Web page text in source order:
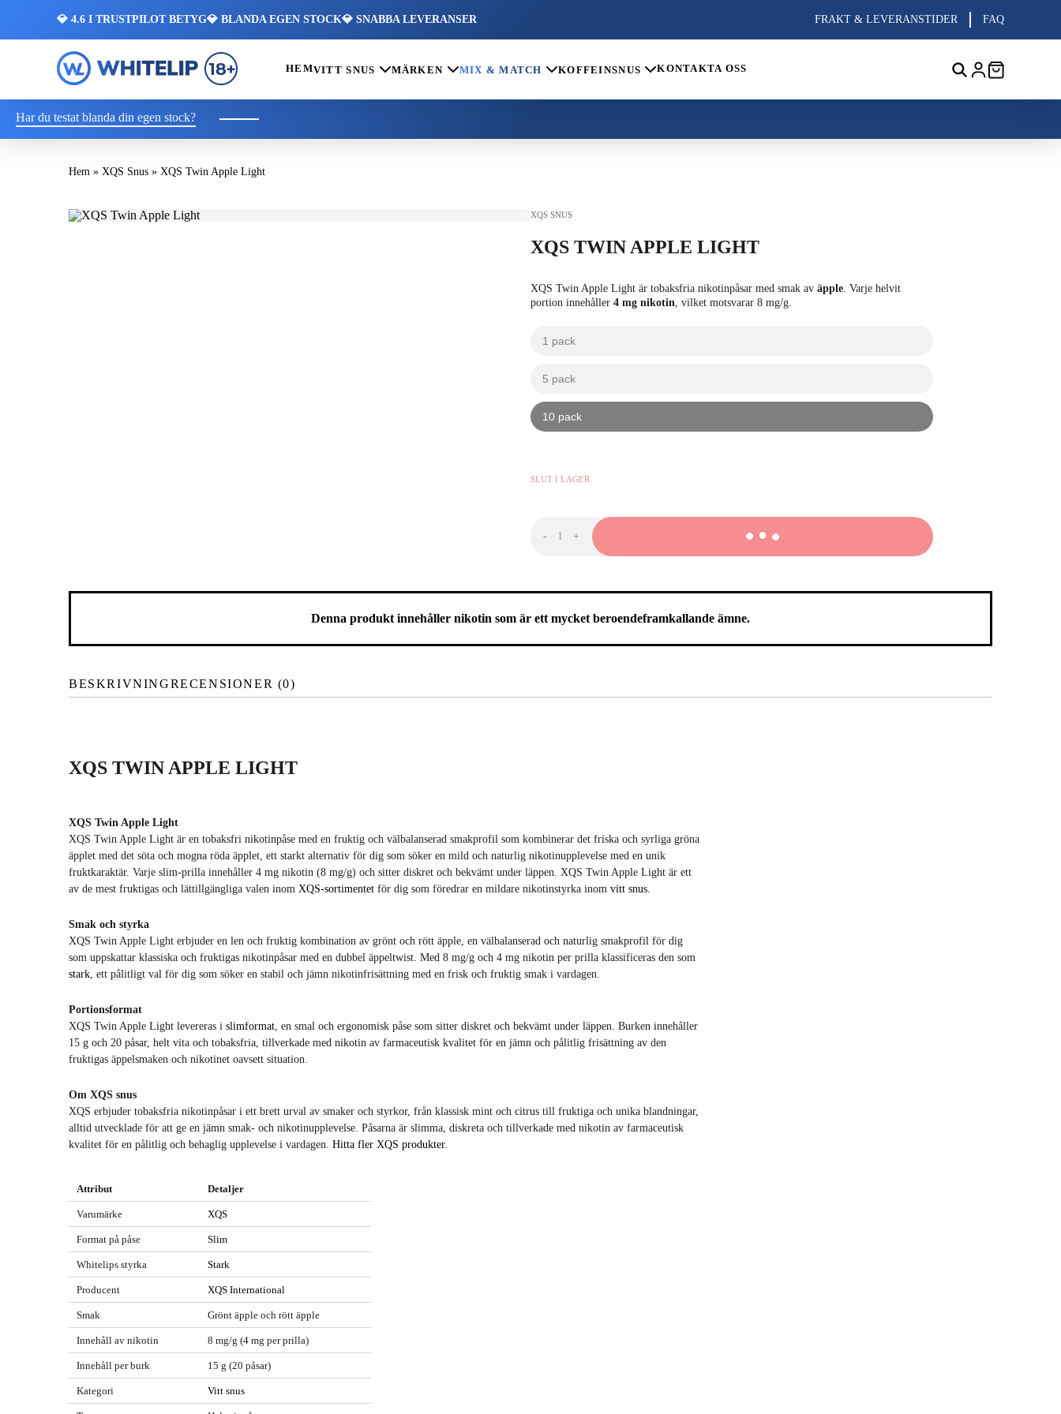
💎 4.6 I TRUSTPILOT BETYG💎 BLANDA EGEN STOCK💎 SNABBA LEVERANSER FRAKT & LEVERANSTIDER FAQ
HEMVITT SNUS MÄRKEN MIX & MATCH KOFFEINSNUS KONTAKTA OSS
Har du testat blanda din egen stock?
Hem » XQS Snus » XQS Twin Apple Light
XQS SNUS
XQS TWIN APPLE LIGHT
XQS Twin Apple Light är tobaksfria nikotinpåsar med smak av äpple. Varje helvit
portion innehåller 4 mg nikotin, vilket motsvarar 8 mg/g.
1 pack
5 pack
10 pack
-XQS
mängd
+
Denna produkt innehåller nikotin som är ett mycket beroendeframkallande ämne.
BESKRIVNINGRECENSIONER (0)
XQS TWIN APPLE LIGHT
XQS Twin Apple Light
XQS Twin Apple Light är en tobaksfri nikotinpåse med en fruktig och välbalanserad smakprofil som kombinerar det friska och syrliga gröna
äpplet med det söta och mogna röda äpplet, ett starkt alternativ för dig som söker en mild och naturlig nikotinupplevelse med en unik
fruktkaraktär. Varje slim-prilla innehåller 4 mg nikotin (8 mg/g) och sitter diskret och bekvämt under läppen. XQS Twin Apple Light är ett
av de mest fruktigas och lättillgängliga valen inom XQS-sortimentet för dig som föredrar en mildare nikotinstyrka inom vitt snus.
Smak och styrka
XQS Twin Apple Light erbjuder en len och fruktig kombination av grönt och rött äpple, en välbalanserad och naturlig smakprofil för dig
som uppskattar klassiska och fruktigas nikotinpåsar med en dubbel äppeltwist. Med 8 mg/g och 4 mg nikotin per prilla klassificeras den som
stark, ett pålitligt val för dig som söker en stabil och jämn nikotinfrisättning med en frisk och fruktig smak i vardagen.
Portionsformat
XQS Twin Apple Light levereras i slimformat, en smal och ergonomisk påse som sitter diskret och bekvämt under läppen. Burken innehåller
15 g och 20 påsar, helt vita och tobaksfria, tillverkade med nikotin av farmaceutisk kvalitet för en jämn och pålitlig frisättning av den
fruktigas äppelsmaken och nikotinet oavsett situation.
Om XQS snus
XQS erbjuder tobaksfria nikotinpåsar i ett brett urval av smaker och styrkor, från klassisk mint och citrus till fruktiga och unika blandningar,
alltid utvecklade för att ge en jämn smak- och nikotinupplevelse. Påsarna är slimma, diskreta och tillverkade med nikotin av farmaceutisk
kvalitet för en pålitlig och behaglig upplevelse i vardagen. Hitta fler XQS produkter.
Attribut Detaljer
Varumärke XQS
Format på påse Slim
Whitelips styrka Stark
Producent XQS International
Smak Grönt äpple och rött äpple
Innehåll av nikotin 8 mg/g (4 mg per prilla)
Innehåll per burk 15 g (20 påsar)
Kategori Vitt snus